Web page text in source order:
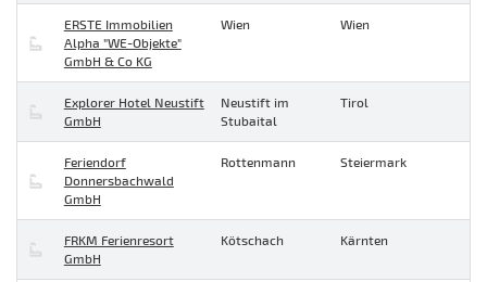
ERSTE Immobilien
Alpha "WE-Objekte"
GmbH & Co KG
Wien Wien
Explorer Hotel Neustift
GmbH
Neustift im
Stubaital
Tirol
Feriendorf
Donnersbachwald
GmbH
Rottenmann Steiermark
FRKM Ferienresort
GmbH
Kötschach Kärnten